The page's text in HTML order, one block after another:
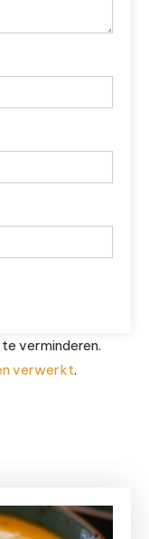
verminderen.
verwerkt.